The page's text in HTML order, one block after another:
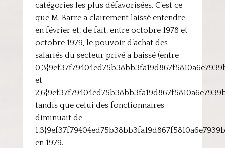
catégories les plus défavorisées. C’est ce
que M. Barre a clairement laissé entendre
en février et, de fait, entre octobre 1978 et
octobre 1979, le pouvoir d’achat des
salariés du secteur privé a baissé (entre
et
tandis que celui des fonctionnaires
diminuait de
en 1979.